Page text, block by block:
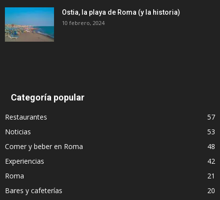
Ostia, la playa de Roma (y la historia)
10 febrero, 2024
Categoría popular
Restaurantes
57
Noticias
53
Comer y beber en Roma
48
Experiencias
42
Roma
21
Bares y cafeterías
20